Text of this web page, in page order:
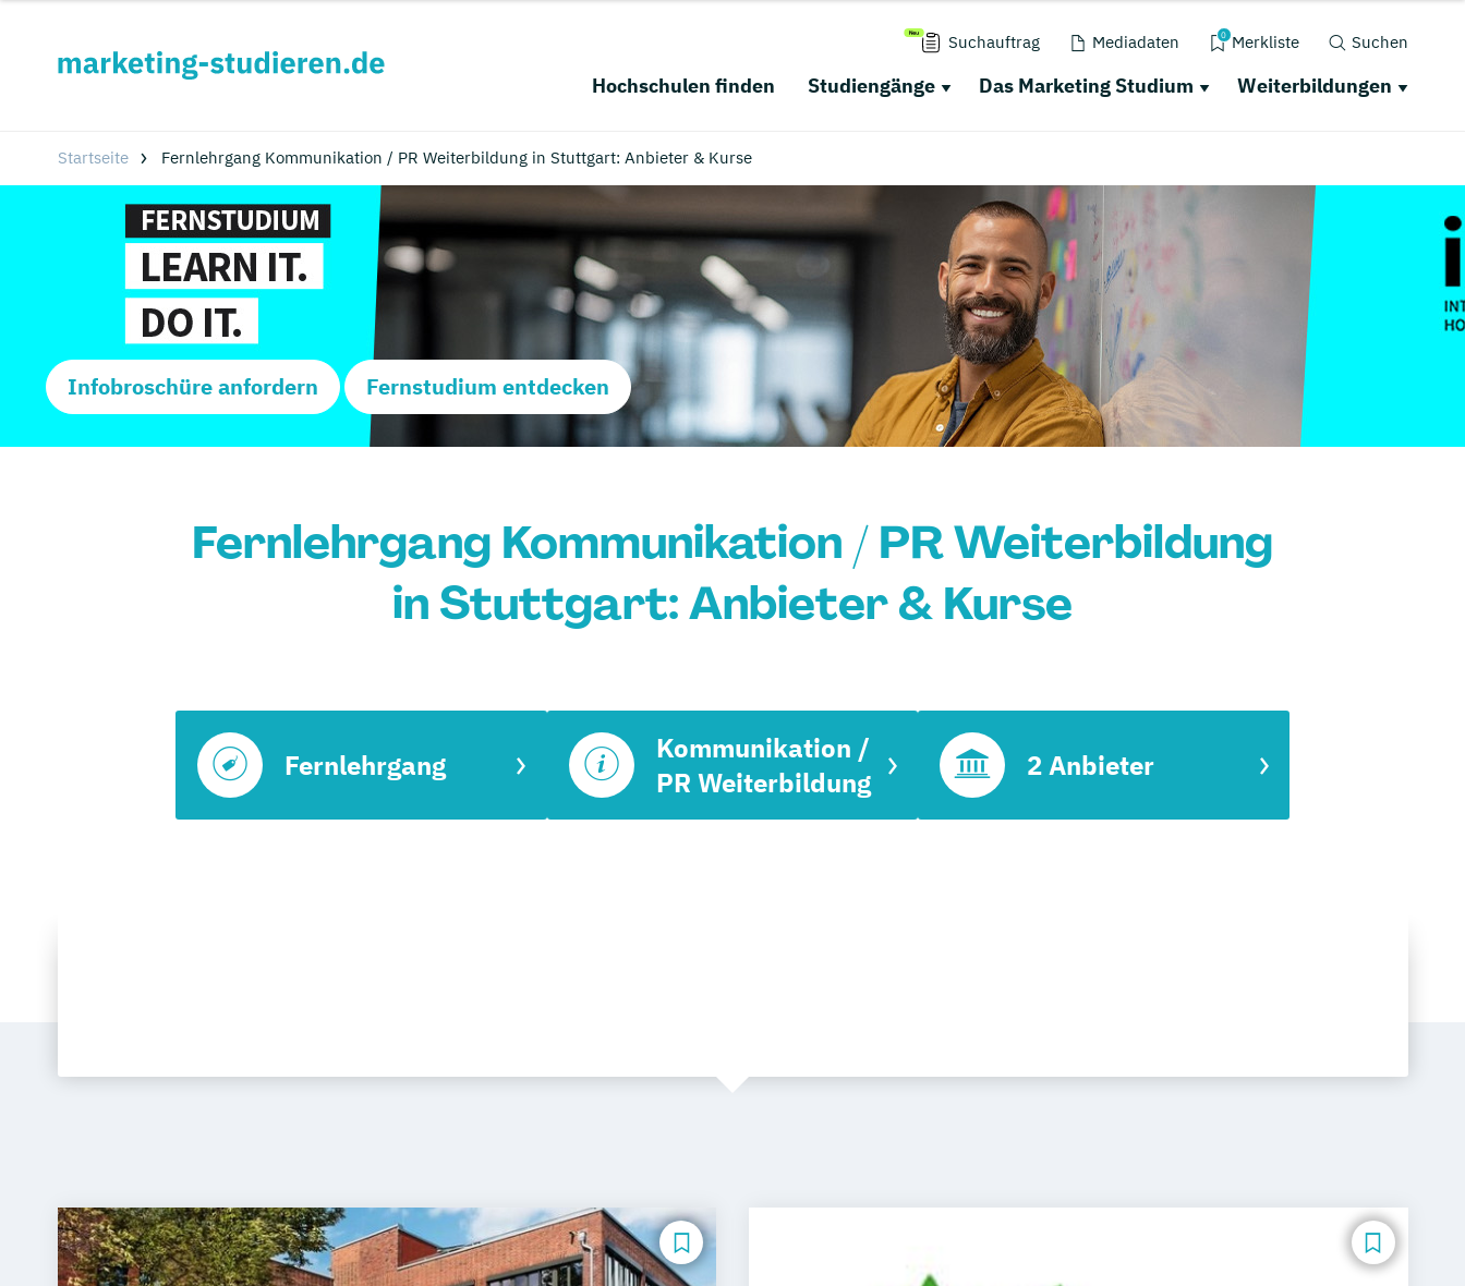
Suchauftrag Mediadaten 0 Merkliste Suchen
Hochschulen finden Studiengänge Das Marketing Studium Weiterbildungen
Startseite Fernlehrgang Kommunikation / PR Weiterbildung in Stuttgart: Anbieter & Kurse
Infobroschüre anfordern Fernstudium entdecken
Fernlehrgang Kommunikation / PR Weiterbildung
in Stuttgart: Anbieter & Kurse
Fernlehrgang
Kommunikation /
PR Weiterbildung
2 Anbieter